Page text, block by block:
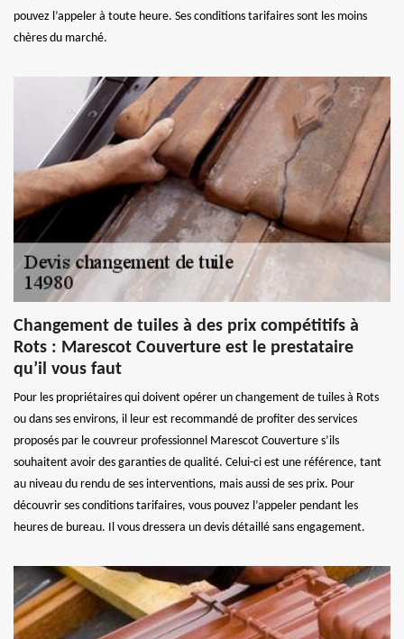
pouvez l’appeler à toute heure. Ses conditions tarifaires sont les moins
chères du marché.
Changement de tuiles à des prix compétitifs à
Rots : Marescot Couverture est le prestataire
qu’il vous faut
Pour les propriétaires qui doivent opérer un changement de tuiles à Rots
ou dans ses environs, il leur est recommandé de profiter des services
proposés par le couvreur professionnel Marescot Couverture s’ils
souhaitent avoir des garanties de qualité. Celui-ci est une référence, tant
au niveau du rendu de ses interventions, mais aussi de ses prix. Pour
découvrir ses conditions tarifaires, vous pouvez l’appeler pendant les
heures de bureau. Il vous dressera un devis détaillé sans engagement.